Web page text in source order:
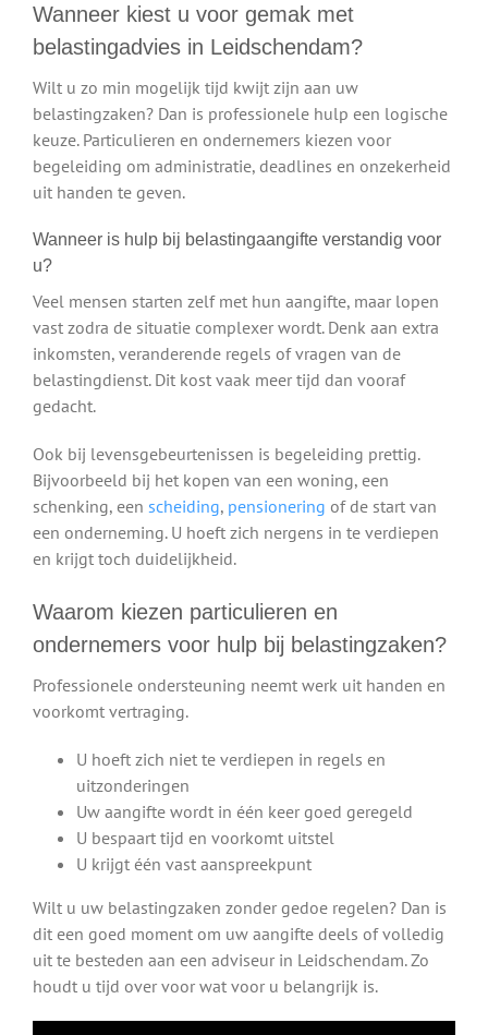
Wanneer kiest u voor gemak met
belastingadvies in Leidschendam?
Wilt u zo min mogelijk tijd kwijt zijn aan uw
belastingzaken? Dan is professionele hulp een logische
keuze. Particulieren en ondernemers kiezen voor
begeleiding om administratie, deadlines en onzekerheid
uit handen te geven.
Wanneer is hulp bij belastingaangifte verstandig voor
u?
Veel mensen starten zelf met hun aangifte, maar lopen
vast zodra de situatie complexer wordt. Denk aan extra
inkomsten, veranderende regels of vragen van de
belastingdienst. Dit kost vaak meer tijd dan vooraf
gedacht.
Ook bij levensgebeurtenissen is begeleiding prettig.
Bijvoorbeeld bij het kopen van een woning, een
schenking, een scheiding, pensionering of de start van
een onderneming. U hoeft zich nergens in te verdiepen
en krijgt toch duidelijkheid.
Waarom kiezen particulieren en
ondernemers voor hulp bij belastingzaken?
Professionele ondersteuning neemt werk uit handen en
voorkomt vertraging.
U hoeft zich niet te verdiepen in regels en
uitzonderingen
Uw aangifte wordt in één keer goed geregeld
U bespaart tijd en voorkomt uitstel
U krijgt één vast aanspreekpunt
Wilt u uw belastingzaken zonder gedoe regelen? Dan is
dit een goed moment om uw aangifte deels of volledig
uit te besteden aan een adviseur in Leidschendam. Zo
houdt u tijd over voor wat voor u belangrijk is.